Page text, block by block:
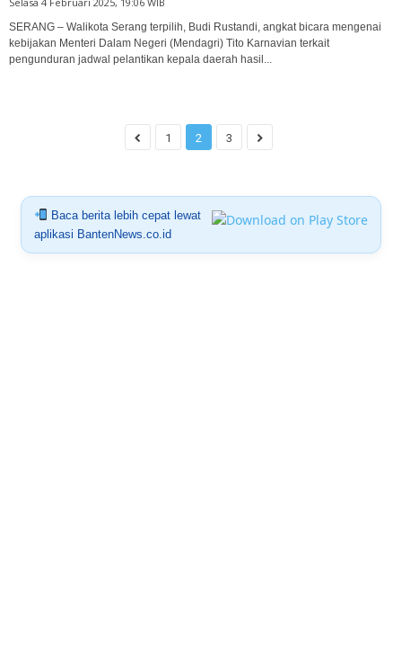
SERANG – Walikota Serang terpilih, Budi Rustandi, angkat bicara mengenai
kebijakan Menteri Dalam Negeri (Mendagri) Tito Karnavian terkait
pengunduran jadwal pelantikan kepala daerah hasil...
1 2 3
Baca berita lebih cepat lewat
aplikasi BantenNews.co.id